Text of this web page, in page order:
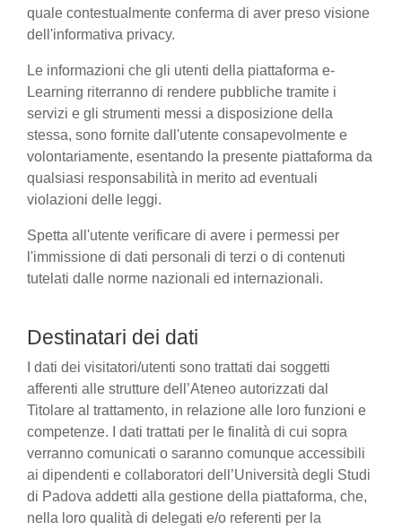
quale contestualmente conferma di aver preso visione
dell'informativa privacy.
Le informazioni che gli utenti della piattaforma e-
Learning riterranno di rendere pubbliche tramite i
servizi e gli strumenti messi a disposizione della
stessa, sono fornite dall'utente consapevolmente e
volontariamente, esentando la presente piattaforma da
qualsiasi responsabilità in merito ad eventuali
violazioni delle leggi.
Spetta all'utente verificare di avere i permessi per
l'immissione di dati personali di terzi o di contenuti
tutelati dalle norme nazionali ed internazionali.
Destinatari dei dati
I dati dei visitatori/utenti sono trattati dai soggetti
afferenti alle strutture dell’Ateneo autorizzati dal
Titolare al trattamento, in relazione alle loro funzioni e
competenze. I dati trattati per le finalità di cui sopra
verranno comunicati o saranno comunque accessibili
ai dipendenti e collaboratori dell’Università degli Studi
di Padova addetti alla gestione della piattaforma, che,
nella loro qualità di delegati e/o referenti per la